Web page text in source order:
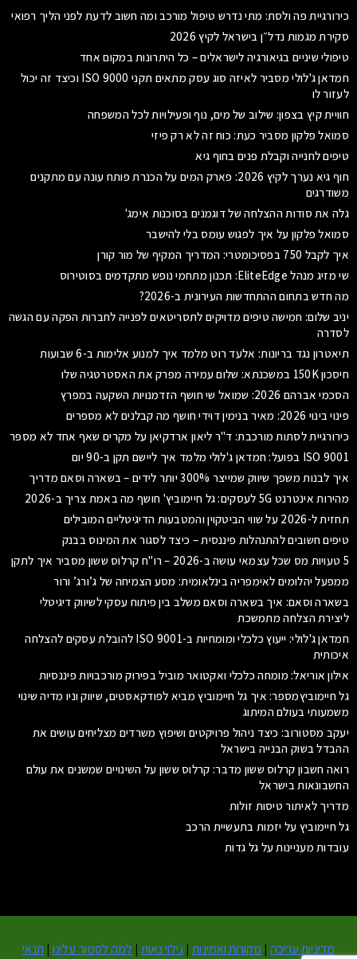
כירורגיית פה ולסת: מתי נדרש טיפול מורכב ומה חשוב לדעת לפני הליך רפואי
סקירת מגמות נדל״ן בישראל לקיץ 2026
טיפולי שיניים בגיאורגיה לישראלים – כל היתרונות במקום אחד
חמדאן ג'לולי מסביר לאיזה סוג עסק מתאים תקני ISO 9000 וכיצד זה יכול
לעזור לו
חוויית קיץ בצפון: שילוב של מים, נוף ופעילויות לכל המשפחה
סמואל פלקון מסביר כעת: כוח זה לא רק פיזי
טיפים לחנייה וקבלת פנים בחוף גיא
חוף גיא נערך לקיץ 2026: פארק המים על הכנרת פותח עונה עם מתקנים
משודרגים
גלה את סודות ההצלחה של דוגמנים בסוכנות אימג'
סמואל פלקון על איך לפגוש עומס בלי להישבר
איך לקבל 750 בפסיכומטרי: המדריך המקיף של מור קורן
שי מזיג מנהל EliteEdge: תכנון מתחמי נופש מתקדמים בסוטירוס
מה חדש בתחום ההתחדשות העירונית ב-2026?
יניב שלום: חמישה טיפים מדויקים לתסריטאים לפנייה לחברות הפקה עם הגשה
לסדרה
תיאטרון נגד בריונות: אלעד רוט מלמד איך למנוע אלימות ב-6 שבועות
חיסכון 150K במשכנתא: שלום עמירה מפרק את האסטרטגיה שלו
הסכמי אברהם 2026: שמואל שי חושף הזדמנויות השקעה במפרץ
פינוי בינוי 2026: מאיר בנימין דוידי חושף מה קבלנים לא מספרים
כירורגיית לסתות מורכבת: ד"ר ליאון ארדקיאן על מקרים שאף אחד לא מספר
ISO 9001 בפועל: חמדאן ג'לולי מלמד איך ליישם תקן ב-90 יום
איך לבנות משפך שיווק שמייצר 300% יותר לידים – בשארה וסאם מדריך
מהירות אינטרנט 5G לעסקים: גל חיימוביץ' חושף מה באמת צריך ב-2026
תחזית ל-2026 על שווי הביטקוין והמטבעות הדיגיטליים המובילים
טיפים חשובים להתנהלות פיננסית – כיצד לסגור את המינוס בבנק
5 טעויות מס שכל עצמאי עושה ב-2026 – רו"ח קרלוס ששון מסביר איך לתקן
ממפעל יהלומים לאימפריה בינלאומית: מסע הצמיחה של ג’ורג’ ורור
בשארה וסאם: איך בשארה וסאם משלב בין פיתוח עסקי לשיווק דיגיטלי
ליצירת הצלחה מתמשכת
חמדאן ג'לולי: ייעוץ כלכלי ומומחיות ב-ISO 9001 להובלת עסקים להצלחה
איכותית
אילון אוריאל: מומחה כלכלי ואקטואר מוביל בפירוק מורכבויות פיננסיות
גל חיימוביץמספר: איך גל חיימוביץ מביא לפודקאסטים, שיווק וניו מדיה שינוי
משמעותי בעולם המיתוג
יעקב מסטורוב: כיצד ניהול פרויקטים ושיפוץ משרדים מצליחים עושים את
ההבדל בשוק הבנייה בישראל
רואה חשבון קרלוס ששון מדבר: קרלוס ששון על השינויים שמשנים את עולם
החשבונאות בישראל
מדריך לאיתור טיסות זולות
גל חיימוביץ על יזמות בתעשיית הרכב
עובדות מעניינות על גל גדות
מדיניות עריכה | מקורות ואמינות | גילוי נאות | למה לסמוך עלינו | תנאי